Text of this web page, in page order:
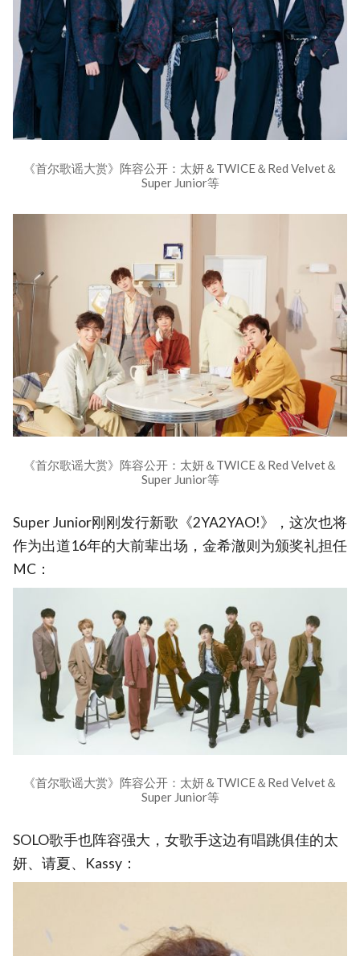
《首尔歌谣大赏》阵容公开：太妍＆TWICE＆Red Velvet＆
Super Junior等
《首尔歌谣大赏》阵容公开：太妍＆TWICE＆Red Velvet＆
Super Junior等
Super Junior刚刚发行新歌《2YA2YAO!》，这次也将
作为出道16年的大前辈出场，金希澈则为颁奖礼担任
MC：
《首尔歌谣大赏》阵容公开：太妍＆TWICE＆Red Velvet＆
Super Junior等
SOLO歌手也阵容强大，女歌手这边有唱跳俱佳的太
妍、请夏、Kassy：